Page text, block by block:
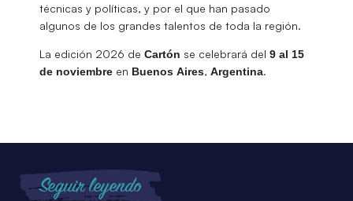
técnicas y políticas, y por el que han pasado
algunos de los grandes talentos de toda la región.
La edición 2026 de Cartón se celebrará del 9 al 15
de noviembre en Buenos Aires, Argentina.
Seguir leyendo